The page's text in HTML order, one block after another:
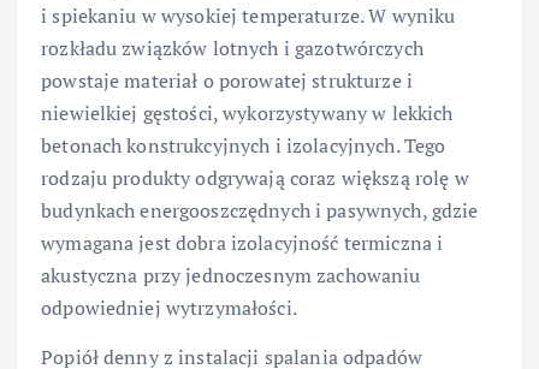
i spiekaniu w wysokiej temperaturze. W wyniku
rozkładu związków lotnych i gazotwórczych
powstaje materiał o porowatej strukturze i
niewielkiej gęstości, wykorzystywany w lekkich
betonach konstrukcyjnych i izolacyjnych. Tego
rodzaju produkty odgrywają coraz większą rolę w
budynkach energooszczędnych i pasywnych, gdzie
wymagana jest dobra izolacyjność termiczna i
akustyczna przy jednoczesnym zachowaniu
odpowiedniej wytrzymałości.
Popiół denny z instalacji spalania odpadów